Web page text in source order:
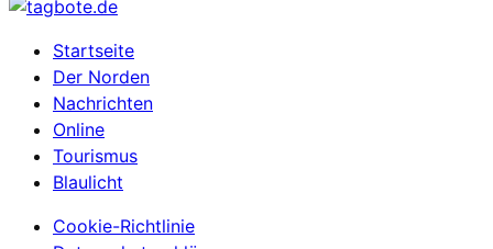
Startseite
Der Norden
Nachrichten
Online
Tourismus
Blaulicht
Cookie-Richtlinie